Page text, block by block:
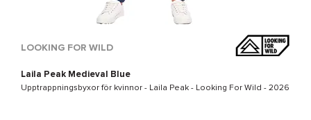
LOOKING FOR WILD
Laila Peak Medieval Blue
Upptrappningsbyxor för kvinnor - Laila Peak - Looking For Wild - 2026